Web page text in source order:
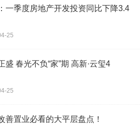
一季度房地产开发投资同比下降3.4
25
盛 春光不负“家”期 高新·云玺4
25
善置业必看的大平层盘点！